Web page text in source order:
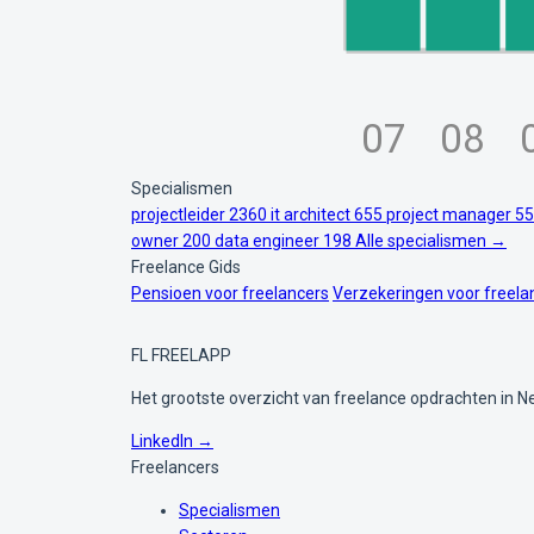
07 08
Specialismen
projectleider2360 it architect655 project manager
owner200 data engineer 198 Alle specialismen →
Freelance Gids
Pensioen voor freelancers Verzekeringen voor
FL FREELAPP
Het grootste overzicht van freelance opdrachten in
LinkedIn →
Freelancers
Specialismen